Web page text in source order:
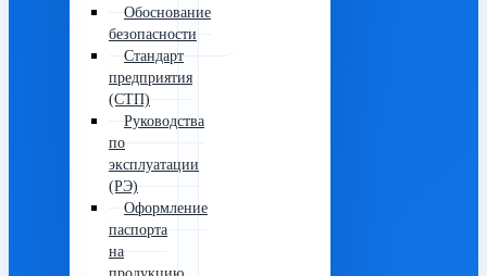
Обоснование
безопасности
Стандарт
предприятия
(СТП)
Руководства
по
эксплуатации
(РЭ)
Оформление
паспорта
на